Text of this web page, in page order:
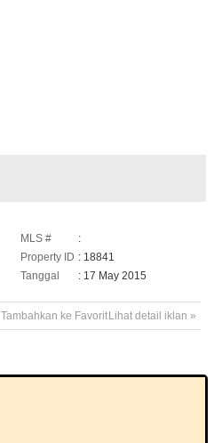
MLS #
:
Property ID : 18841
Tanggal
: 17 May 2015
Lihat detail iklan »
Tambahkan ke Favorit